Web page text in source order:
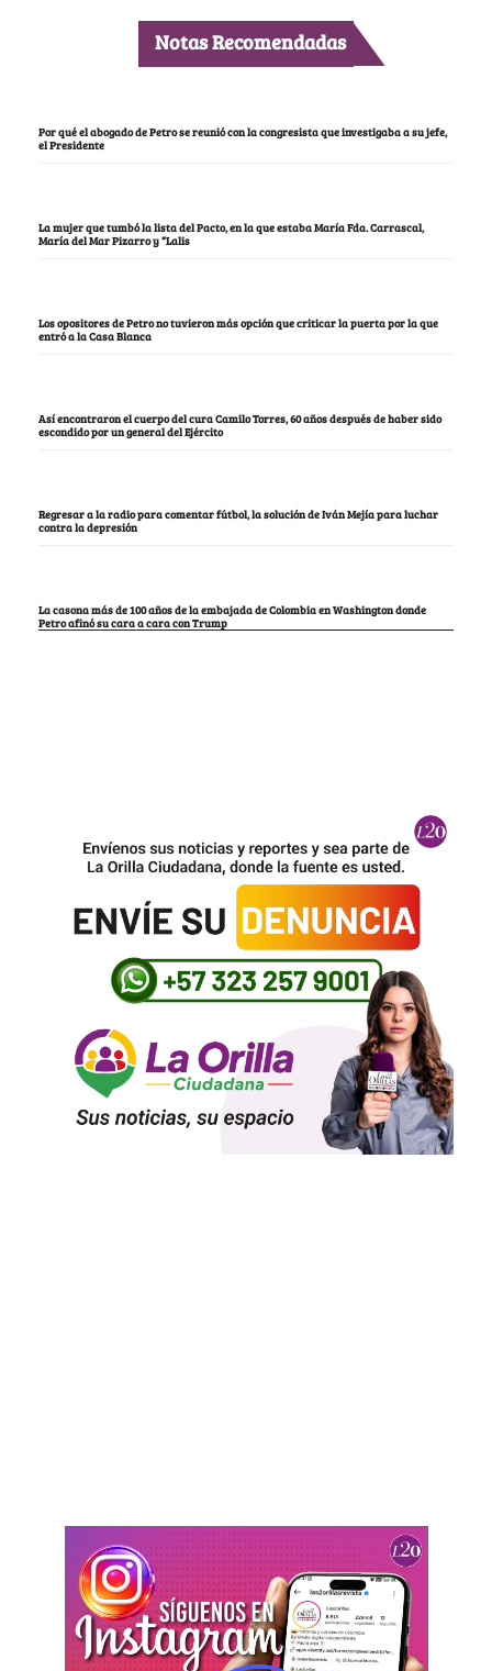
Notas Recomendadas
Por qué el abogado de Petro se reunió con la congresista que investigaba a su jefe,
el Presidente
La mujer que tumbó la lista del Pacto, en la que estaba María Fda. Carrascal,
María del Mar Pizarro y “Lalis
Los opositores de Petro no tuvieron más opción que criticar la puerta por la que
entró a la Casa Blanca
Así encontraron el cuerpo del cura Camilo Torres, 60 años después de haber sido
escondido por un general del Ejército
Regresar a la radio para comentar fútbol, la solución de Iván Mejía para luchar
contra la depresión
La casona más de 100 años de la embajada de Colombia en Washington donde
Petro afinó su cara a cara con Trump